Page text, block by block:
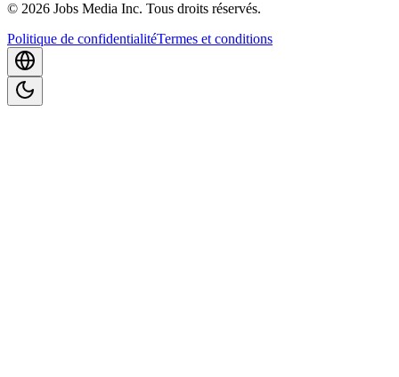
© 2026 Jobs Media Inc. Tous droits réservés.
Politique de confidentialitéTermes et conditions